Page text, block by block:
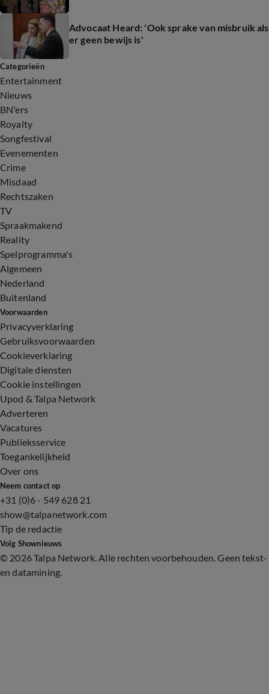
Advocaat Heard: 'Ook sprake van misbruik als
er geen bewijs is'
Categorieën
Entertainment
Nieuws
BN'ers
Royalty
Songfestival
Evenementen
Crime
Misdaad
Rechtszaken
TV
Spraakmakend
Reality
Spelprogramma's
Algemeen
Nederland
Buitenland
Voorwaarden
Privacyverklaring
Gebruiksvoorwaarden
Cookieverklaring
Digitale diensten
Cookie instellingen
Upod & Talpa Network
Adverteren
Vacatures
Publieksservice
Toegankelijkheid
Over ons
Neem contact op
+31 (0)6 - 549 628 21
show@talpanetwork.com
Tip de redactie
Volg Shownieuws
© 2026 Talpa Network. Alle rechten voorbehouden. Geen tekst-
en datamining.